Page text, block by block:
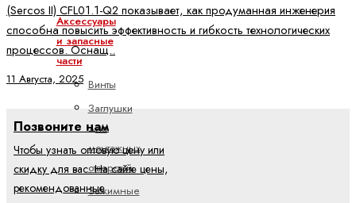
Аксессуары
и запасные
части
Винты
Заглушки
для
монтажных
отверстий
Зажимные
(Sercos II) CFL01.1-Q2 показывает, как продуманная инженерия
способна повысить эффективность и гибкость технологических
процессов. Оснащ..
11 Августа, 2025
Позвоните нам
Чтобы узнать оптовую цену или
скидку для вас. На сайте цены,
рекомендованные